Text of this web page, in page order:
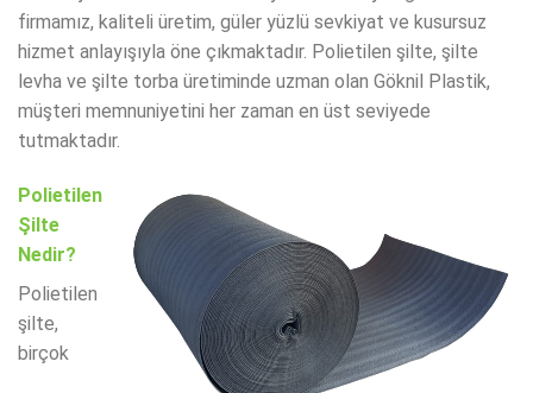
firmamız, kaliteli üretim, güler yüzlü sevkiyat ve kusursuz
hizmet anlayışıyla öne çıkmaktadır. Polietilen şilte, şilte
levha ve şilte torba üretiminde uzman olan Göknil Plastik,
müşteri memnuniyetini her zaman en üst seviyede
tutmaktadır.
Polietilen
Şilte
Nedir?
Polietilen
şilte,
birçok